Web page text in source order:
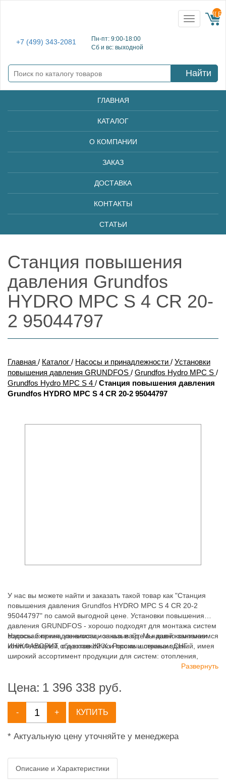
+7 (499) 343-2081
Пн-пт: 9:00-18:00
Сб и вс: выходной
Toggle
navigation
{{
Найти
ГЛАВНАЯ
КАТАЛОГ
О КОМПАНИИ
ЗАКАЗ
ДОСТАВКА
КОНТАКТЫ
СТАТЬИ
Станция повышения
давления Grundfos
HYDRO MPC S 4 CR 20-
2 95044797
Главная / Каталог / Насосы и принадлежности / Установки
повышения давления GRUNDFOS / Grundfos Hydro MPC S /
Grundfos Hydro MPC S 4 / Станция повышения давления
Grundfos HYDRO MPC S 4 CR 20-2 95044797
У нас вы можете найти и заказать такой товар как "Станция
повышения давления Grundfos HYDRO MPC S 4 CR 20-2
95044797" по самой выгодной цене. Установки повышения
давления GRUNDFOS - хорошо подходят для монтажа систем
водоснабжения, канализационных и т.д. Мы давно занимаемся
комплектацией объектов ЖКХ и промышленных зданий, имея
широкий ассортимент продукции для систем: отопления,
Насосы и принадлежности - заказывайте в нашей компании
ИНЖФАВОРИТ, с доставкой по России и странам СНГ.
Развернуть
Цена: 1 396 338 руб.
- + КУПИТЬ
* Актуальную цену уточняйте у менеджера
Описание и Характеристики